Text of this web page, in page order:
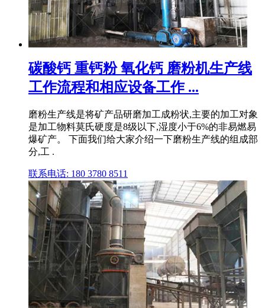
碳酸钙 重钙粉 氧化钙 磨粉机生产线
工作流程和相应设备工作 ...
磨粉生产线是将矿产品研磨加工成粉状,主要的加工对象
是加工物料莫氏硬度是8级以下,湿度小于6%的非易燃易
爆矿产。 下面我们给大家介绍一下磨粉生产线的组成部
分,工 .
联系电话: 180 3780 8511